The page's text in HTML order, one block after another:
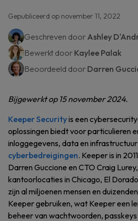
Gepubliceerd op november 11, 2022
Geschreven door Ashley
Bewerkt door Kaylee Palak
Beoordeeld door Darren
Bijgewerkt op 15 november 2024.
Keeper Securityis een
oplossingen biedt voor particulieren
inloggegevens, data en
cyberbedreigingen. Keeper is in
Darren Guccione en CTO Craig
kantoorlocaties in Chicago, El
zijn al miljoenen mensen en
Keeper gebruiken, wat Keeper een
beheer van wachtwoorden,